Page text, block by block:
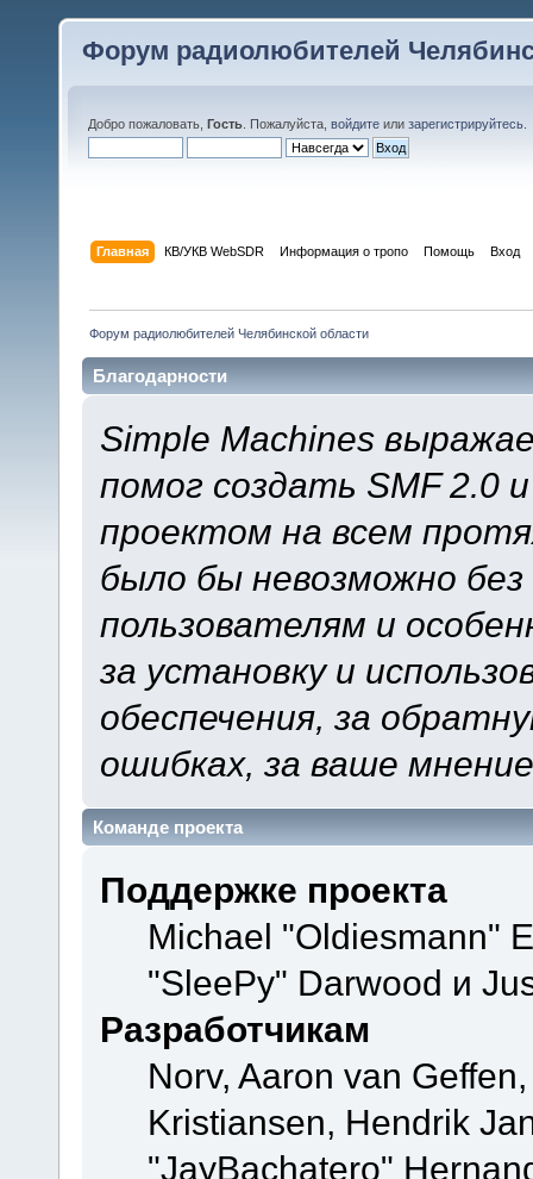
Форум радиолюбителей
Добро пожаловать, Гость . Пожалуйста, войдите или зарегистрируйтесь
Главная КВ/УКВ WebSDR Информация о тропо Помощь Вход
Форум радиолюбителей Челябинской области
Благодарности
Simple Machines
помог создать SMF 2.0
проектом на всем
было бы невозможно
пользователям и
за установку и
обеспечения, за
ошибках, за ваше
Команде проекта
Поддержке проекта
Michael "Oldiesmann"
"SleePy" Darwood и
Разработчикам
Norv, Aaron van
Kristiansen, Hendrik
"JayBachatero"